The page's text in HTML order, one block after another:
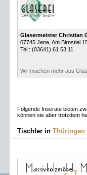
Glasermeister Christian
07745 Jena, Am Birnstiel
Tel.: (03641) 61 53 11
Wir machen mehr aus Glas
Folgende Inserate bieten
können sie aber trotzdem
Tischler in Thüringen